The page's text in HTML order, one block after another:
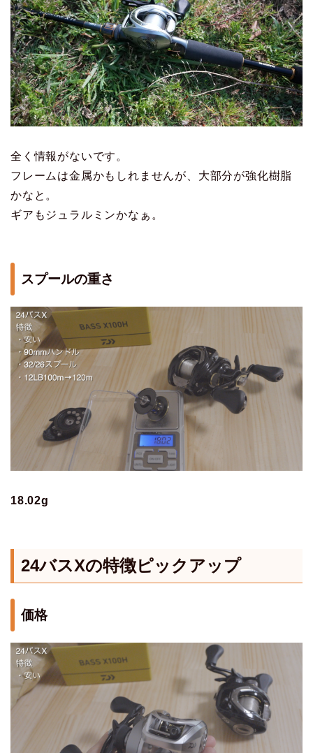
全く情報がないです。
フレームは金属かもしれませんが、大部分が強化樹脂
かなと。
ギアもジュラルミンかなぁ。
スプールの重さ
18.02g
24バスXの特徴ピックアップ
価格